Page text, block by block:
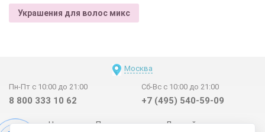
Украшения для волос микс
Москва
Пн-Пт с 10:00 до 21:00
8 800 333 10 62
Сб-Вс с 10:00 до 21:00
+7 (495) 540-59-09
Новинки Поставщикам Личный счет